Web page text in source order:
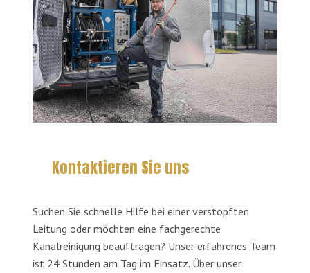
Kontaktieren Sie uns
Suchen Sie schnelle Hilfe bei einer verstopften
Leitung oder möchten eine fachgerechte
Kanalreinigung beauftragen? Unser erfahrenes Team
ist 24 Stunden am Tag im Einsatz. Über unser